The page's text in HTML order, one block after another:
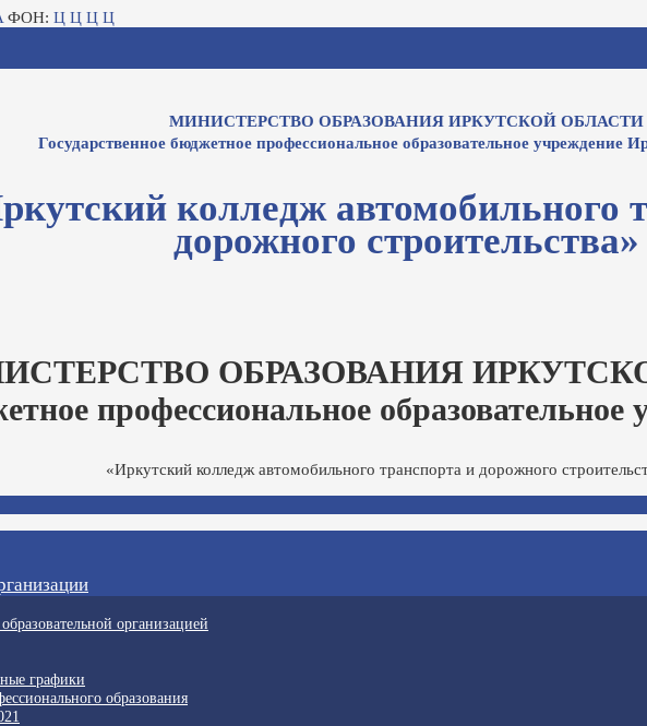
ФОН: Ц Ц Ц Ц
МИНИСТЕРСТВО ОБРАЗОВАНИЯ ИРКУТСКОЙ ОБЛАСТИ
Государственное бюджетное профессиональное образовательное учреждение
колледж автомобильного
дорожного строительства»
ОБРАЗОВАНИЯ
профессиональное
«Иркутский колледж автомобильного транспорта и дорожного
организацией
графики
образования